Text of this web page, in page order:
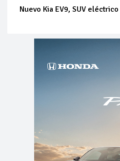
Nuevo Kia EV9, SUV